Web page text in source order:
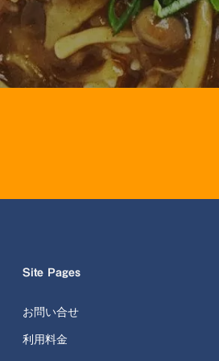
Site Pages
お問い合せ
利用料金